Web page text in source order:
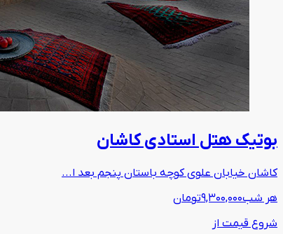
بوتیک هتل استادی کاشان
کاشان خیابان علوی کوچه باستان پنجم بعد ا...
هر شب9,300,000تومان
شروع قیمت از